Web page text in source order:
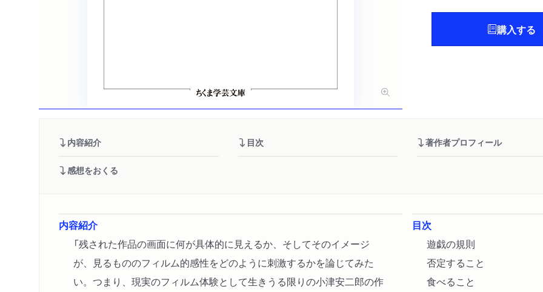
購入する
内容紹介 目次 著作者プロフィール
感想をおくる
内容紹介
「残された作品の画面に何が具体的に見えるか、そしてそのイメージ
が、見るもののフィルム的感性をどのように刺激するかを論じてみた
い。つまり、現実のフィルム体験として生きうる限りの小津安二郎の作
目次
遊戯の規則
否定すること
食べること